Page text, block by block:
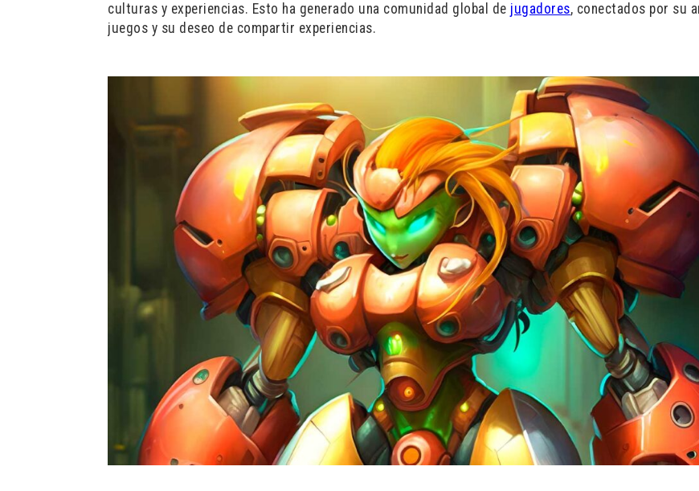
culturas y experiencias. Esto ha generado una comunidad global de jugadores, conectados por su
juegos y su deseo de compartir experiencias.